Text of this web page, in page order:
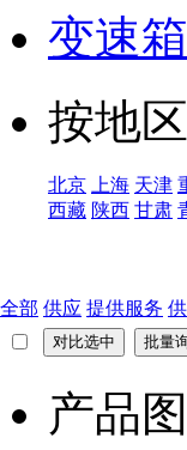
变速
按地
北京 上海 天津
西藏 陕西 甘肃
全部 供应 提供服务
产品